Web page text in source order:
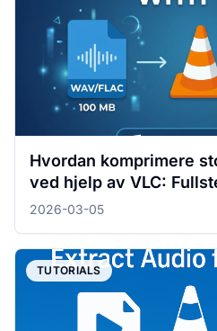
Hvordan komprimere
ved hjelp av VLC:
Windows og Mac
2026-03-05
TUTORIALS